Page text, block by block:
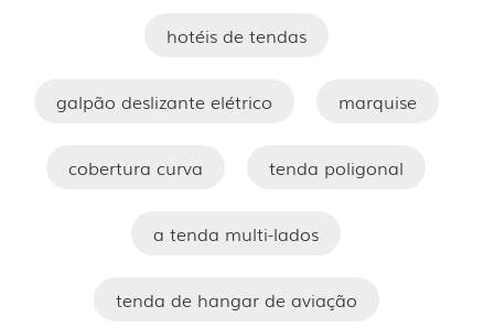
hotéis de tendas
galpão deslizante elétrico marquise
cobertura curva tenda poligonal
a tenda multi-lados
tenda de hangar de aviação